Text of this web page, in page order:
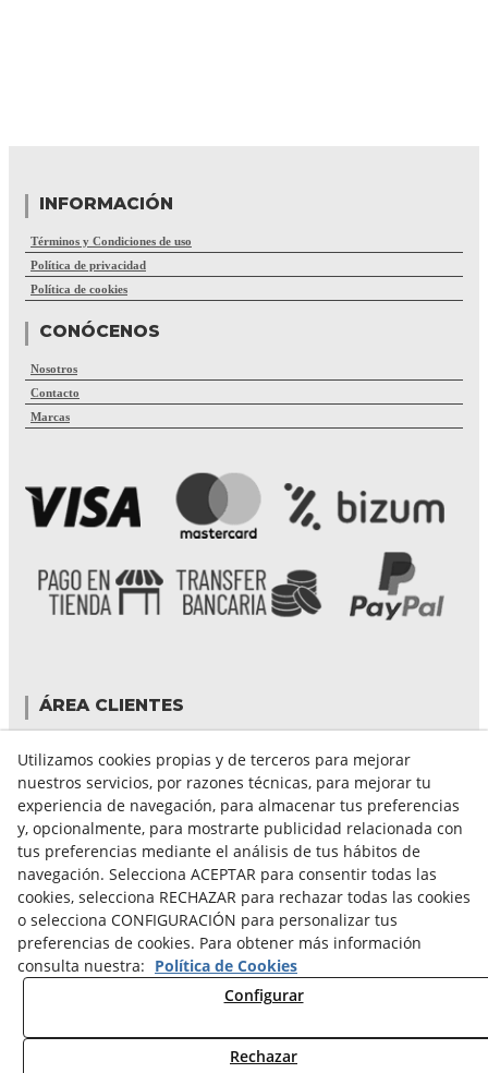
INFORMACIÓN
Términos y Condiciones de uso
Política de privacidad
Política de cookies
CONÓCENOS
Nosotros
Contacto
Marcas
ÁREA CLIENTES
Mis compras
Cambiar contraseña
Crear cuenta
Condiciones de compra
GUÍA DE COMPRA
FORMAS DE PAGO
FORMAS DE ENVÍO
Utilizamos cookies propias y de terceros para mejorar
nuestros servicios, por razones técnicas, para mejorar tu
experiencia de navegación, para almacenar tus preferencias
y, opcionalmente, para mostrarte publicidad relacionada con
tus preferencias mediante el análisis de tus hábitos de
navegación. Selecciona ACEPTAR para consentir todas las
cookies, selecciona RECHAZAR para rechazar todas las cookies
o selecciona CONFIGURACIÓN para personalizar tus
preferencias de cookies. Para obtener más información
consulta nuestra: Política de Cookies
Configurar
Rechazar